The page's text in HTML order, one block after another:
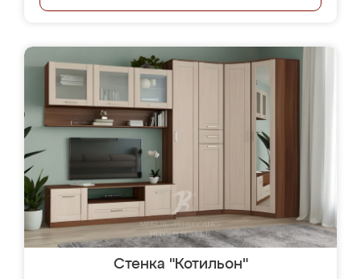
Стенка "Котильон"